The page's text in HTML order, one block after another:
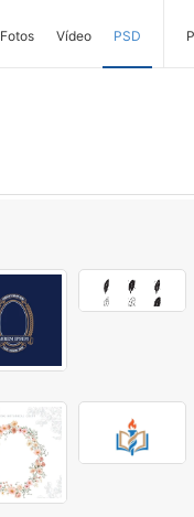
Fotos Vídeo PSD